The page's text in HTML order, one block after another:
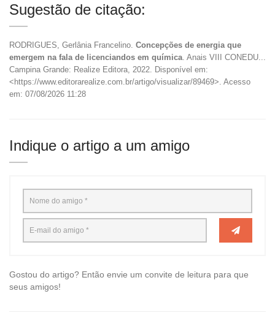
Sugestão de citação:
RODRIGUES, Gerlânia Francelino. Concepções de energia que
emergem na fala de licenciandos em química . Anais VIII CONEDU...
Campina Grande: Realize Editora, 2022. Disponível em:
<https://www.editorarealize.com.br/artigo/visualizar/89469>. Acesso
em: 07/08/2026 11:28
Indique o artigo a um amigo
Gostou do artigo? Então envie um convite de leitura para que
seus amigos!